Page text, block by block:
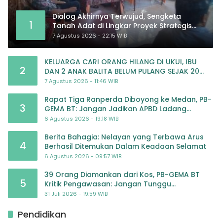
1
Dialog Akhirnya Terwujud, Sengketa
Tanah Adat di Lingkar Proyek Strategis
Nasional Memasuki Babak Baru
7 Agustus 2026 - 22:15 WIB
2
KELUARGA CARI ORANG HILANG DI UKUI, IBU
DAN 2 ANAK BALITA BELUM PULANG SEJAK 20
JULI 2026
7 Agustus 2026 - 11:46 WIB
3
Rapat Tiga Ranperda Diboyong ke Medan, PB-
GEMA BT: Jangan Jadikan APBD Ladang
Pembiayaan yang Tak Perlu
6 Agustus 2026 - 19:18 WIB
4
Berita Bahagia: Nelayan yang Terbawa Arus
Berhasil Ditemukan Dalam Keadaan Selamat
6 Agustus 2026 - 09:57 WIB
5
39 Orang Diamankan dari Kos, PB-GEMA BT
Kritik Pengawasan: Jangan Tunggu
Masyarakat Bergerak Baru Negara Bertindak
31 Juli 2026 - 19:59 WIB
Pendidikan